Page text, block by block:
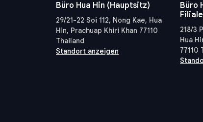
Büro Hua Hin (Hauptsitz)
29/21-22 Soi 112, Nong Kae, Hua
Hin, Prachuap Khiri Khan 77110
Thailand
Standort anzeigen
Büro
218/3
Hua
77110